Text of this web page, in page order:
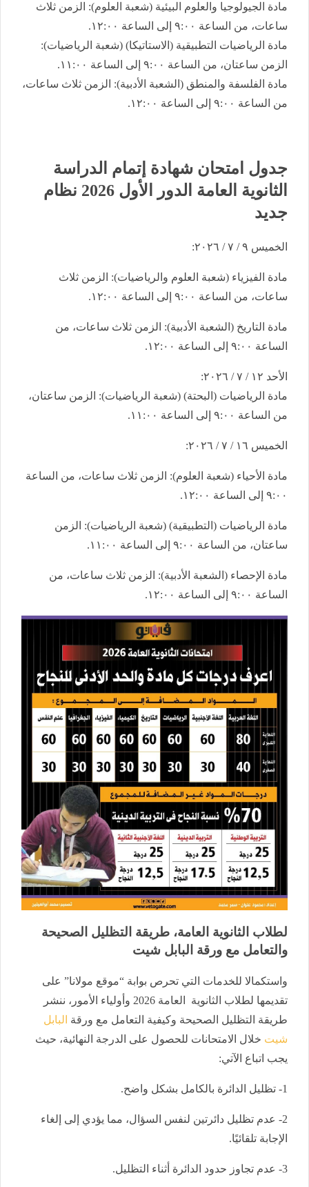
​مادة الجيولوجيا والعلوم البيئية (شعبة العلوم): الزمن ثلاث
ساعات، من الساعة ٩:٠٠ إلى الساعة ١٢:٠٠.
​مادة الرياضيات التطبيقية (الاستاتيكا) (شعبة الرياضيات):
الزمن ساعتان، من الساعة ٩:٠٠ إلى الساعة ١١:٠٠.
​مادة الفلسفة والمنطق (الشعبة الأدبية): الزمن ثلاث ساعات،
من الساعة ٩:٠٠ إلى الساعة ١٢:٠٠.
جدول امتحان شهادة إتمام الدراسة
الثانوية العامة ​الدور الأول 2026 نظام
جديد
​الخميس ٩ / ٧ / ٢٠٢٦:
​مادة الفيزياء (شعبة العلوم والرياضيات): الزمن ثلاث
ساعات، من الساعة ٩:٠٠ إلى الساعة ١٢:٠٠.
مادة التاريخ (الشعبة الأدبية): الزمن ثلاث ساعات، من
الساعة ٩:٠٠ إلى الساعة ١٢:٠٠.
​الأحد ١٢ / ٧ / ٢٠٢٦:
​مادة الرياضيات (البحتة) (شعبة الرياضيات): الزمن ساعتان،
من الساعة ٩:٠٠ إلى الساعة ١١:٠٠.
​الخميس ١٦ / ٧ / ٢٠٢٦:
​مادة الأحياء (شعبة العلوم): الزمن ثلاث ساعات، من الساعة
٩:٠٠ إلى الساعة ١٢:٠٠.
​مادة الرياضيات (التطبيقية) (شعبة الرياضيات): الزمن
ساعتان، من الساعة ٩:٠٠ إلى الساعة ١١:٠٠.
​مادة الإحصاء (الشعبة الأدبية): الزمن ثلاث ساعات، من
الساعة ٩:٠٠ إلى الساعة ١٢:٠٠.
لطلاب الثانوية العامة، طريقة التظليل الصحيحة
والتعامل مع ورقة البابل شيت
واستكمالا للخدمات التي تحرص بوابة “موقع مولانا” على
تقديمها لطلاب الثانوية العامة 2026 وأولياء الأمور، ننشر
طريقة التظليل الصحيحة وكيفية التعامل مع ورقة البابل
شيت خلال الامتحانات للحصول على الدرجة النهائية، حيث
يجب اتباع الآتي:
1- تظليل الدائرة بالكامل بشكل واضح.
2- عدم تظليل دائرتين لنفس السؤال، مما يؤدي إلى إلغاء
الإجابة تلقائيًا.
3- عدم تجاوز حدود الدائرة أثناء التظليل.